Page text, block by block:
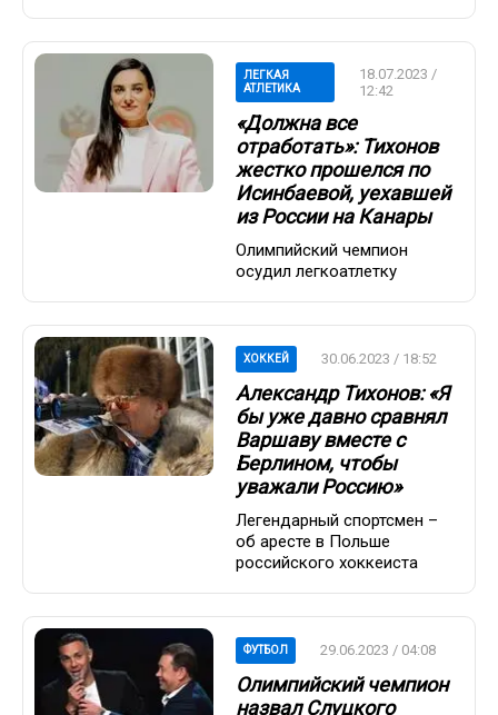
ЛЕГКАЯ
АТЛЕТИКА
18.07.2023 /
12:42
«Должна все
отработать»: Тихонов
жестко прошелся по
Исинбаевой, уехавшей
из России на Канары
Олимпийский чемпион
осудил легкоатлетку
ХОККЕЙ 30.06.2023 / 18:52
Александр Тихонов: «Я
бы уже давно сравнял
Варшаву вместе с
Берлином, чтобы
уважали Россию»
Легендарный спортсмен –
об аресте в Польше
российского хоккеиста
ФУТБОЛ 29.06.2023 / 04:08
Олимпийский чемпион
назвал Слуцкого